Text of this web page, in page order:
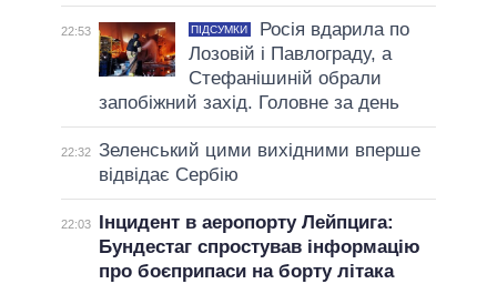
22:53 ПІДСУМКИ
Росія вдарила по
Лозовій і Павлограду, а
Стефанішиній обрали
запобіжний захід. Головне за день
22:32 Зеленський цими вихідними вперше
відвідає Сербію
22:03
Інцидент в аеропорту Лейпцига:
Бундестаг спростував інформацію
про боєприпаси на борту літака